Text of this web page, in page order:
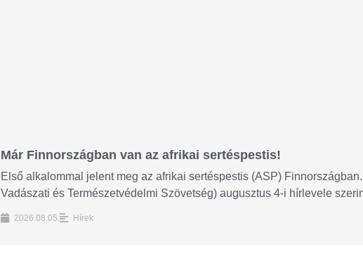
Már Finnországban van az afrikai sertéspestis!
Első alkalommal jelent meg az afrikai sertéspestis (ASP)
Vadászati és Természetvédelmi Szövetség) augusztus 4-i hírlevele
2026.08.05. Hírek